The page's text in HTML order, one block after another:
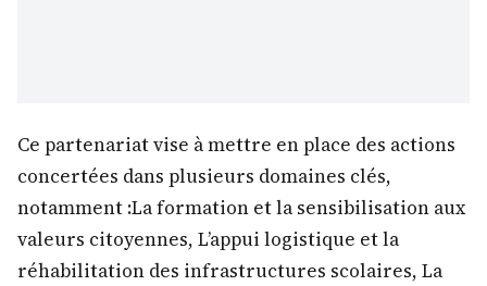
Ce partenariat vise à mettre en place des actions
concertées dans plusieurs domaines clés,
notamment :La formation et la sensibilisation aux
valeurs citoyennes, L’appui logistique et la
réhabilitation des infrastructures scolaires, La